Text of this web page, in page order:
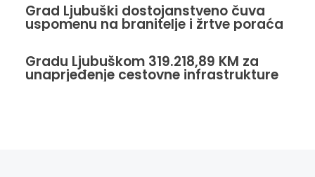
Grad Ljubuški dostojanstveno čuva
uspomenu na branitelje i žrtve poraća
Gradu Ljubuškom 319.218,89 KM za
unaprjeđenje cestovne infrastrukture